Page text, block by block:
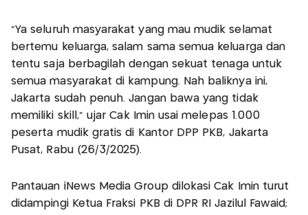
"Ya seluruh masyarakat yang mau mudik selamat
bertemu keluarga, salam sama semua keluarga dan
tentu saja berbagilah dengan sekuat tenaga untuk
semua masyarakat di kampung. Nah baliknya ini,
Jakarta sudah penuh. Jangan bawa yang tidak
memiliki skill," ujar Cak Imin usai melepas 1.000
peserta mudik gratis di Kantor DPP PKB, Jakarta
Pusat, Rabu (26/3/2025).
Pantauan iNews Media Group dilokasi Cak Imin turut
didampingi Ketua Fraksi PKB di DPR RI Jazilul Fawaid;